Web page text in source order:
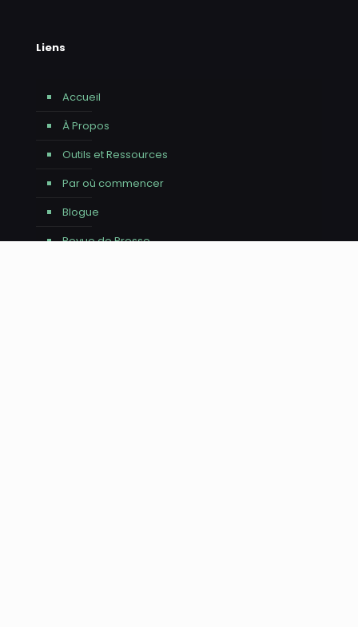
Liens
Accueil
À Propos
Outils et Ressources
Par où commencer
Blogue
Revue de Presse